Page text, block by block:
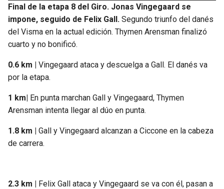
Final de la etapa 8 del Giro. Jonas Vingegaard se
impone, seguido de Felix Gall. Segundo triunfo del danés
del Visma en la actual edición. Thymen Arensman finalizó
cuarto y no bonificó.
0.6 km | Vingegaard ataca y descuelga a Gall. El danés va
por la etapa.
1 km| En punta marchan Gall y Vingegaard, Thymen
Arensman intenta llegar al dúo en punta.
1.8 km | Gall y Vingegaard alcanzan a Ciccone en la cabeza
de carrera.
2.3 km | Felix Gall ataca y Vingegaard se va con él, pasan a